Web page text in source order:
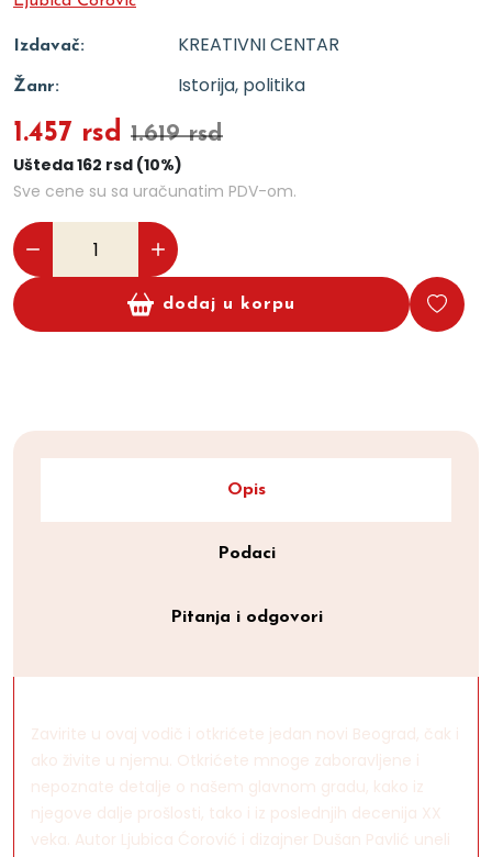
Izdavač: KREATIVNI CENTAR
Žanr: Istorija, politika
1.457 rsd 1.619 rsd
Ušteda 162 rsd (10%)
Sve cene su sa uračunatim PDV-om.
dodaj u korpu
Opis
Podaci
Pitanja i odgovori
Zavirite u ovaj vodič i otkrićete jedan novi Beograd, čak i
ako živite u njemu. Otkrićete mnoge zaboravljene i
nepoznate detalje o našem glavnom gradu, kako iz
njegove dalje prošlosti, tako i iz poslednjih decenija XX
veka. Autor Ljubica Ćorović i dizajner Dušan Pavlić uneli